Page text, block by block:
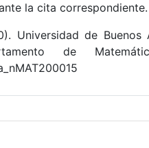
la cita correspondiente.
Universidad de Buenos
de